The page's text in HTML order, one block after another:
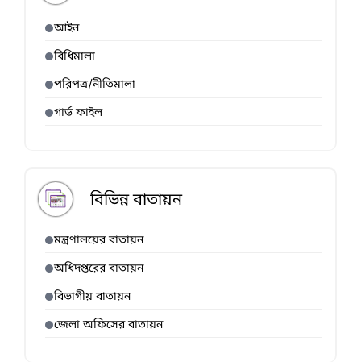
আইন
বিধিমালা
পরিপত্র/নীতিমালা
গার্ড ফাইল
বিভিন্ন বাতায়ন
মন্ত্রণালয়ের বাতায়ন
অধিদপ্তরের বাতায়ন
বিভাগীয় বাতায়ন
জেলা অফিসের বাতায়ন